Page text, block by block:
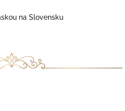
na Slovensku